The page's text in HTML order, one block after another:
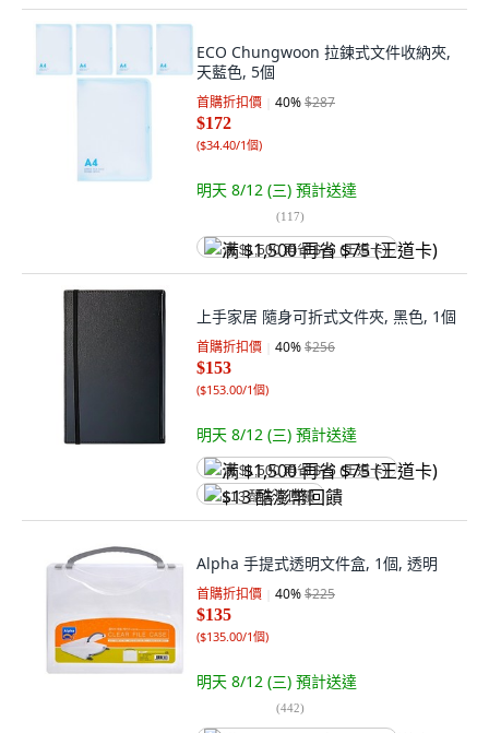
ECO Chungwoon 拉鍊式文件收納夾,
天藍色, 5個
首購折扣價 40%$287
$172
($34.40/1個)
明天 8/12 (三) 預計送達
(117)
满 $1,500 再省 $75 (王道卡)
上手家居 隨身可折式文件夾, 黑色, 1個
首購折扣價 40%$256
$153
($153.00/1個)
明天 8/12 (三) 預計送達
满 $1,500 再省 $75 (王道卡)
$13 酷澎幣回饋
Alpha 手提式透明文件盒, 1個, 透明
首購折扣價 40%$225
$135
($135.00/1個)
明天 8/12 (三) 預計送達
(442)